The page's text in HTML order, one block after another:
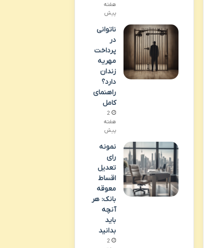
هفته
پیش
ناتوانی
در
پرداخت
مهریه
زندان
دارد؟
راهنمای
کامل
2
هفته
پیش
نمونه
رای
تعدیل
اقساط
معوقه
بانک: هر
آنچه
باید
بدانید
2